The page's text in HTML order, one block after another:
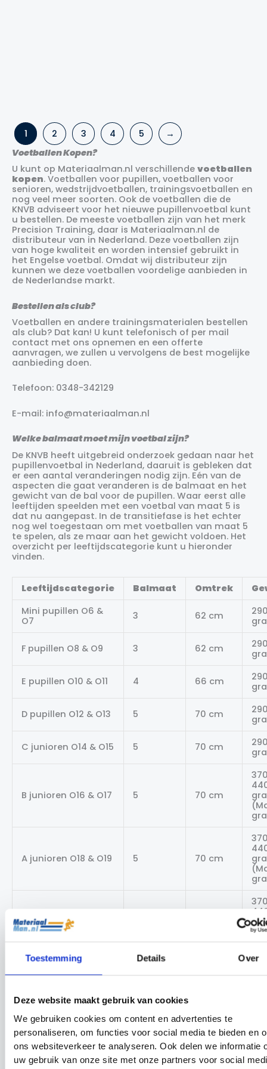
Toestemming Details Over
Deze website maakt gebruik van cookies
We gebruiken cookies om content en advertenties te
personaliseren, om functies voor social media te bieden en
ons websiteverkeer te analyseren. Ook delen we informatie
uw gebruik van onze site met onze partners voor social
was:
€19.99.
is:
€14.99.
was:
€16.99.
3 4
1 2 3 4 5
→
Voetballen Kopen?
U kunt op Materiaalman.nl verschillende voetballen
kopen. Voetballen voor pupillen, voetballen voor
senioren, wedstrijdvoetballen, trainingsvoetballen en
nog veel meer soorten. Ook de voetballen die de
KNVB adviseert voor het nieuwe pupillenvoetbal kunt
u bestellen. De meeste voetballen zijn van het merk
Precision Training, daar is Materiaalman.nl de
distributeur van in Nederland. Deze voetballen zijn
van hoge kwaliteit en worden intensief gebruikt in
het Engelse voetbal. Omdat wij distributeur zijn
kunnen we deze voetballen voordelige aanbieden in
de Nederlandse markt.
Bestellen als club?
Voetballen en andere trainingsmaterialen bestellen
als club? Dat kan! U kunt telefonisch of per mail
contact met ons opnemen en een offerte
aanvragen, we zullen u vervolgens de best mogelijke
aanbieding doen.
Telefoon: 0348-342129
E-mail: info@materiaalman.nl
Welke balmaat moet mijn voetbal zijn?
De KNVB heeft uitgebreid onderzoek gedaan naar het
pupillenvoetbal in Nederland, daaruit is gebleken dat
er een aantal veranderingen nodig zijn. Eén van de
aspecten die gaat veranderen is de balmaat en het
gewicht van de bal voor de pupillen. Waar eerst alle
leeftijden speelden met een voetbal van maat 5 is
dat nu aangepast. In de transitiefase is het echter
nog wel toegestaan om met voetballen van maat 5
te spelen, als ze maar aan het gewicht voldoen. Het
overzicht per leeftijdscategorie kunt u hieronder
vinden.
Leeftijdscategorie Balmaat Omtrek
Mini pupillen O6 &
O7
3 62 cm
F pupillen O8 & O9 3 62 cm
E pupillen O10 & O11 4 66 cm
D pupillen O12 & O13 5 70 cm
C junioren O14 & O15 5 70 cm
B junioren O16 & O17 5 70 cm
A junioren O18 & O19 5 70 cm
Senioren 20+
Gewenste druk van de voetbal
baldruk is binnen het voetbal. Een voetbal moet
minimaal 0,6 bar (600 gram per vierkante cm) en
maximaal 1,1 bar (1.100 gram per vierkante cm)
druk hebben. Gemiddeld wordt er een baldruk
aangehouden van 0,8 bar, echter kan dit ook per bal
verschillen. Vaak staat op de voetbal aangegeven
wat de gewenste druk is. U kunt de druk meten aan